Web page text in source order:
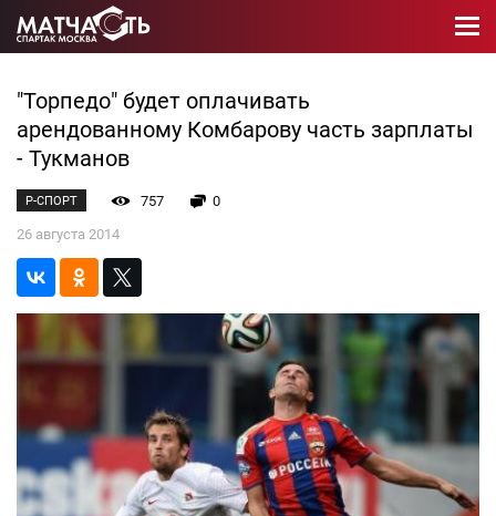
"Торпедо" будет оплачивать
арендованному Комбарову часть зарплаты
- Тукманов
Р-СПОРТ 757
0
26 августа 2014